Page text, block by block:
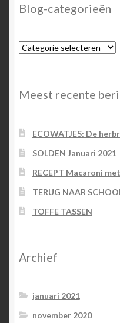
Blog-categorieën
Blog-
Meest recente
ECOWATJES: De
SOLDEN Januari 2021
RECEPT Macaroni
TERUG NAAR
TOFFE TASSEN
Archief
januari 2021
november 2020